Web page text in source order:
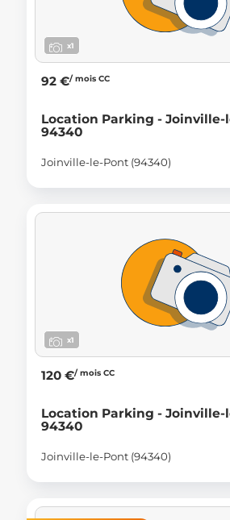
x1
92 €/ mois CC
Location Parking -
94340
Joinville-le-Pont (94340)
x1
120 €/ mois CC
Location Parking -
94340
Joinville-le-Pont (94340)